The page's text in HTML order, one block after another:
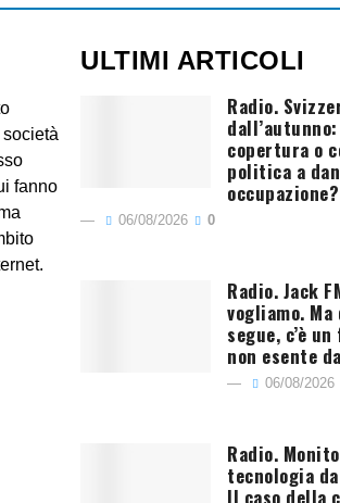
fanno
ULTIMI ARTICOLI
Radio.
copertura o
politica a
occupazione?
06/08/2026 0
Radio. Jack
vogliamo.
segue, c’è
non esente
06/08/2026
Radio.
tecnologia
Il caso della